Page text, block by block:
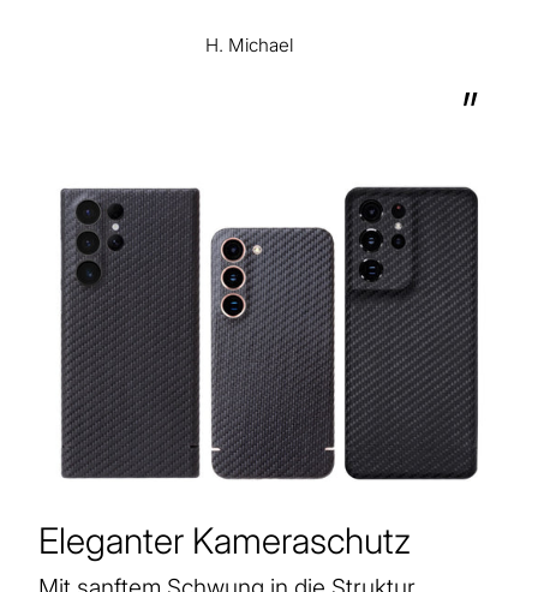
”
H. Michael
Eleganter Kameraschutz